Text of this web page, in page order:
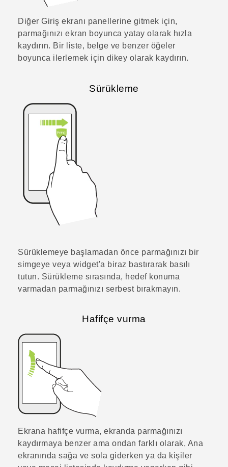
Diğer Giriş ekranı panellerine gitmek için,
parmağınızı ekran boyunca yatay olarak hızla
kaydırın. Bir liste, belge ve benzer öğeler
boyunca ilerlemek için dikey olarak kaydırın.
Sürükleme
Sürüklemeye başlamadan önce parmağınızı bir
simgeye veya widget'a biraz bastırarak basılı
tutun. Sürükleme sırasında, hedef konuma
varmadan parmağınızı serbest bırakmayın.
Hafifçe vurma
Ekrana hafifçe vurma, ekranda parmağınızı
kaydırmaya benzer ama ondan farklı olarak, Ana
ekranında sağa ve sola giderken ya da kişiler